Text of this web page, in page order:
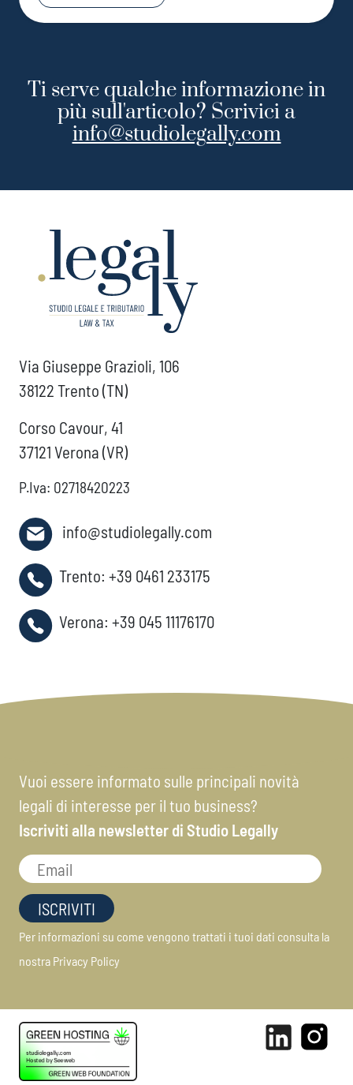
Ti serve qualche informazione in
più sull'articolo? Scrivici a
info@studiolegally.com
Via Giuseppe Grazioli, 106
38122 Trento (TN)
Corso Cavour, 41
37121 Verona (VR)
P.Iva: 02718420223
info@studiolegally.com
Trento: +39 0461 233175
Verona: +39 045 11176170
Vuoi essere informato sulle principali novità
legali di interesse per il tuo business?
Iscriviti alla newsletter di Studio Legally
Per informazioni su come vengono trattati i tuoi dati consulta la
nostra Privacy Policy